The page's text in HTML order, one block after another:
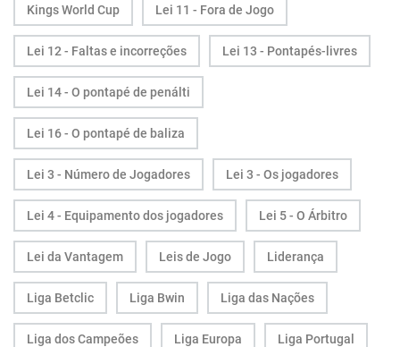
Kings World Cup Lei 11 - Fora de Jogo
Lei 12 - Faltas e incorreções Lei 13 - Pontapés-livres
Lei 14 - O pontapé de penálti
Lei 16 - O pontapé de baliza
Lei 3 - Número de Jogadores Lei 3 - Os jogadores
Lei 4 - Equipamento dos jogadores Lei 5 - O Árbitro
Lei da Vantagem Leis de Jogo Liderança
Liga Betclic Liga Bwin Liga das Nações
Liga dos Campeões Liga Europa Liga Portugal